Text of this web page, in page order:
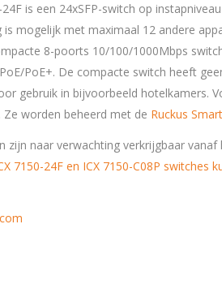
24F is een 24xSFP-switch op
is mogelijk met maximaal 12 andere
8-poorts 10/100/1000Mbps
PoE+. De compacte switch heeft
gebruik in bijvoorbeeld hotelkamers.
Ze worden beheerd met de Ruckus
zijn naar verwachting verkrijgbaar
7150-24F en ICX 7150-C08P switches